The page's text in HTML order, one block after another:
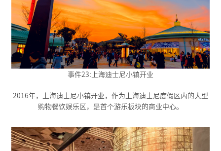
事件23:上海迪士尼小镇开业
2016年，上海迪士尼小镇开业，作为上海迪士尼度假区内的大型
购物餐饮娱乐区，是首个游乐板块的商业中心。